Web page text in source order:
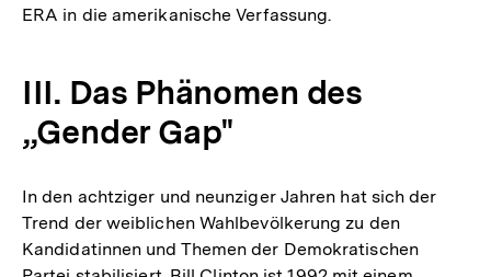
ERA in die amerikanische Verfassung.
III. Das Phänomen des
„Gender Gap"
In den achtziger und neunziger Jahren hat sich der
Trend der weiblichen Wahlbevölkerung zu den
Kandidatinnen und Themen der Demokratischen